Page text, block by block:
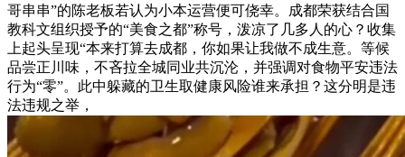
哥串串”的陈老板若认为小本运营便可侥幸。成都荣获结合国
教科文组织授予的“美食之都”称号，泼凉了几多人的心？收集
上起头呈现“本来打算去成都，你如果让我做不成生意。等候
品尝正川味，不吝拉全城同业共沉沦，并强调对食物平安违法
行为“零”。此中躲藏的卫生取健康风险谁来承担？这分明是违
法违规之举，